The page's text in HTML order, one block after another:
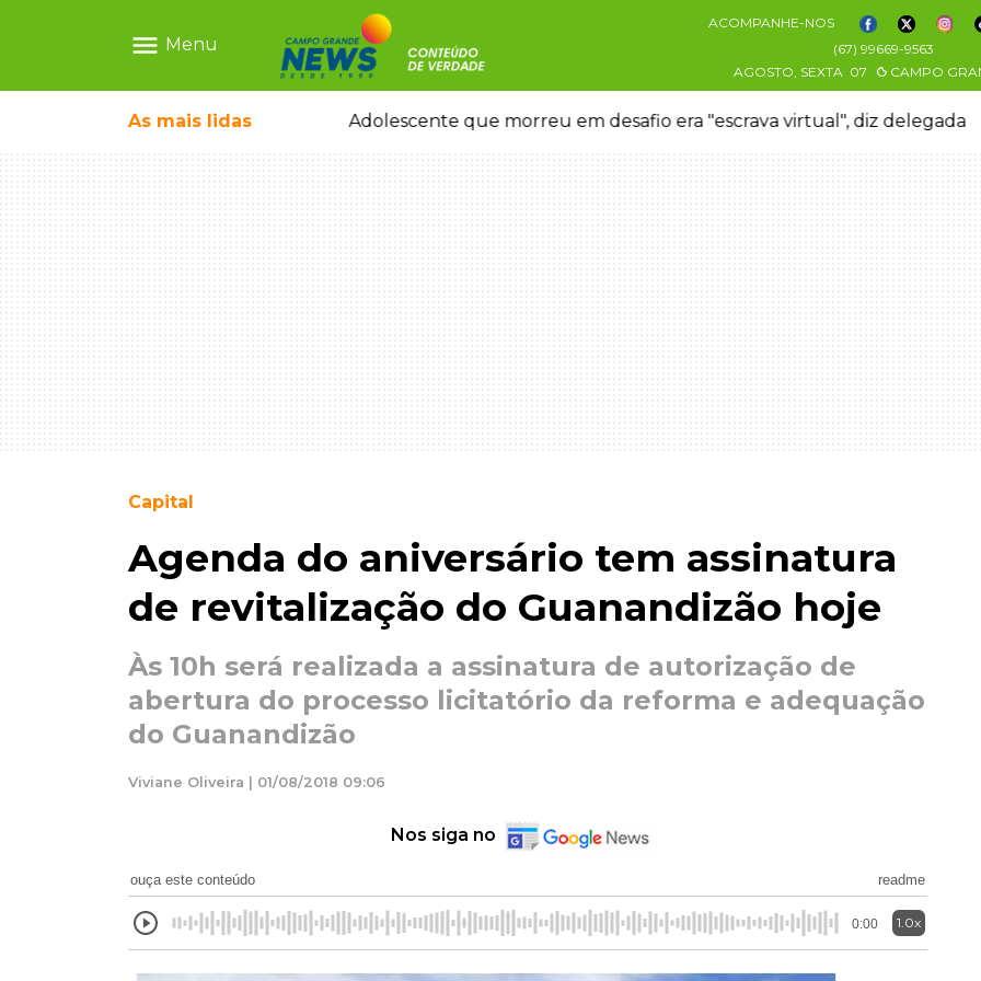
menu Menu
ACOMPANHE-NOS
(67) 99669-9563
AGOSTO, SEXTA 07 CAMPO
As mais lidas
temporal no interior Adolescente que morreu em desafio era "escrava virtual", diz delegada
Capital
Agenda do aniversário tem assinatura
de revitalização do Guanandizão hoje
Às 10h será realizada a assinatura de autorização de
abertura do processo licitatório da reforma e adequação
do Guanandizão
Viviane Oliveira | 01/08/2018 09:06
Nos siga no
ouça este conteúdo readme
0:00 1.0x